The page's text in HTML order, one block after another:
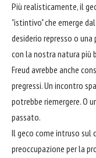
Più realisticamente, il
"istintivo" che emerge
desiderio represso o
con la nostra natura più
Freud avrebbe anche
pregressi. Un incontro
potrebbe riemergere. O
passato.
Il geco come intruso sul
preoccupazione per la